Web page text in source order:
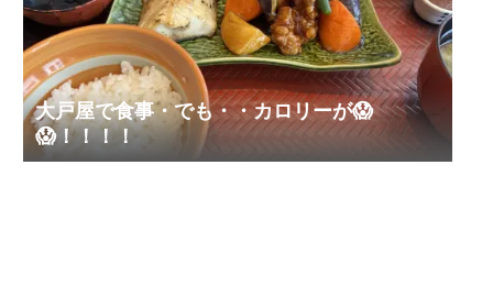
大戸屋で食事・でも・・カロリーが😱
😱！！！！